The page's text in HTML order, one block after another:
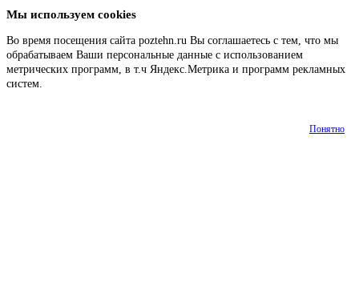
Мы используем cookies
Во время посещения сайта poztehn.ru Вы соглашаетесь с тем, что мы
обрабатываем Ваши персональные данные с использованием
метрических программ, в т.ч Яндекс.Метрика и программ рекламных
систем.
Понятно